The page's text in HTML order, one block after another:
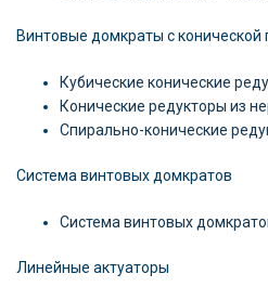
Винтовые домкраты с конической
Кубические конические
Конические редукторы из
Спирально-конические
Система винтовых домкратов
Система винтовых
Линейные актуаторы